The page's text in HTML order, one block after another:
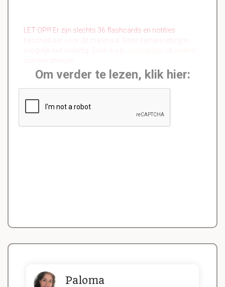
LET OP!!! Er zijn slechts 36 flashcards en notities
beschikbaar voor dit materiaal. Deze samenvatting is
Om verder te lezen, klik hier:
Paloma